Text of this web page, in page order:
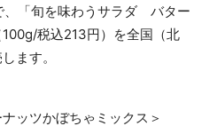
、「旬を味わうサラダ バター
税込213円）を全国（北
ます。
ッツかぼちゃミックス＞